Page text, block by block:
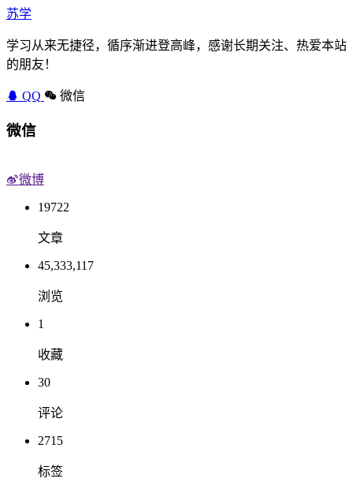
苏学
学习从来无捷径，循序渐进登高峰，感谢长期关注、热爱本站
的朋友！
QQ 微信
微信
微博
19722
文章
45,333,117
浏览
1
收藏
30
评论
2715
标签